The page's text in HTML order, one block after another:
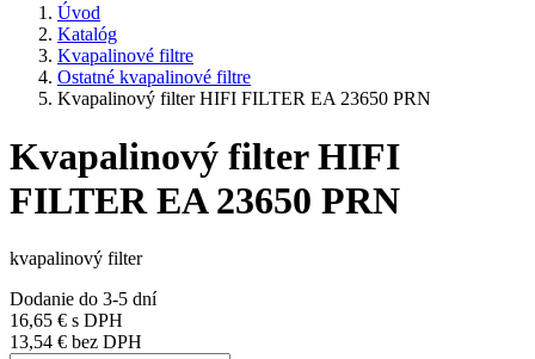
Úvod
Katalóg
Kvapalinové filtre
Ostatné kvapalinové filtre
Kvapalinový filter HIFI FILTER EA 23650 PRN
Kvapalinový filter HIFI
FILTER EA 23650 PRN
kvapalinový filter
Dodanie do 3-5 dní
16,65 € s DPH
13,54 € bez DPH